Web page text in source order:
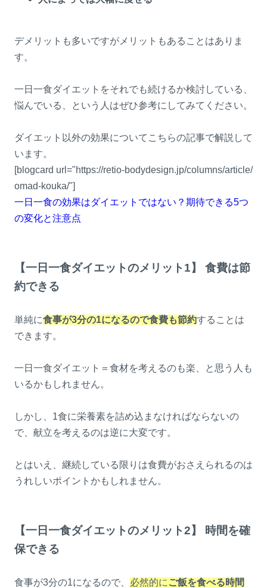
デメリットも多いですがメリットもあることはありま
す。
一日一食ダイエットをそれでも続けるか検討している、
悩んでいる、という人はぜひ参考にしてみてください。
ダイエット以外の効果についてこちらの記事で解説して
います。
[blogcard url="https://retio-bodydesign.jp/columns/article/
omad-kouka/"]
一日一食の効果はダイエットではない？期待できる5つ
の変化と注意点
【一日一食ダイエットのメリット1】 食費は節
約できる
単純に食事が3分の1になるので食費も節約することは
できます。
一日一食ダイエット＝食材を考えるのも楽、と思う人も
いるかもしれません。
しかし、1食に栄養素を詰め込まなければならないの
で、献立を考えるのは逆に大変です。
とはいえ、継続している限りは食費がおさえられるのは
うれしいポイントかもしれません。
【一日一食ダイエットのメリット2】 時間を確
保できる
食事が3分の1になるので、 必然的に ご飯を食べる時間